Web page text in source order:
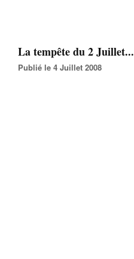
La tempête du 2 Juillet...
Publié le 4 Juillet 2008